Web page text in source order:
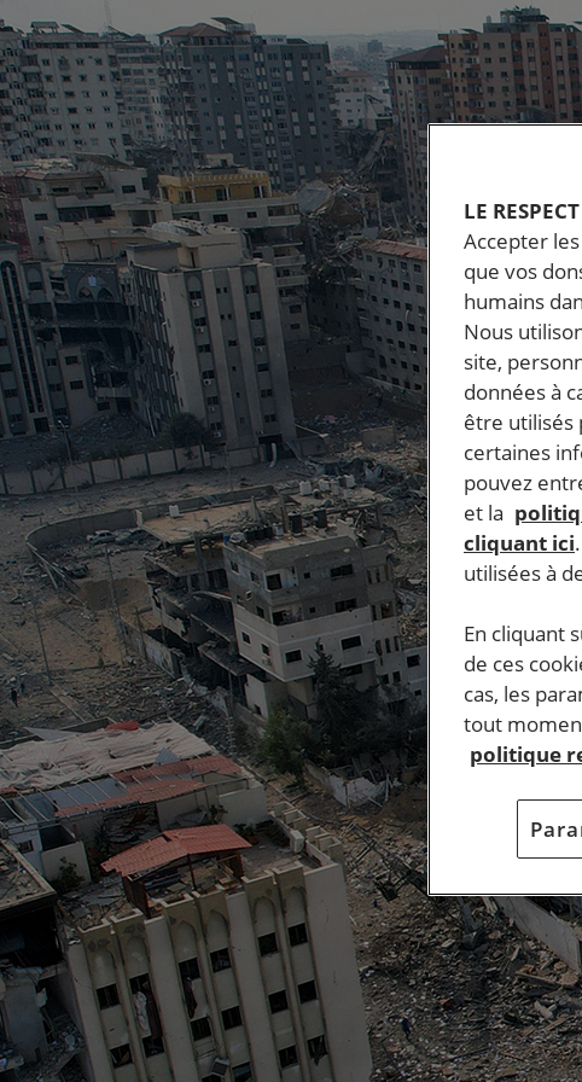
LE
Accepter
que vos
humains
Nous
site,
données à
être utilisés
certaines
pouvez
et la
cliquant ici
utilisées à
En cliquant
de ces
cas, les
tout
politique